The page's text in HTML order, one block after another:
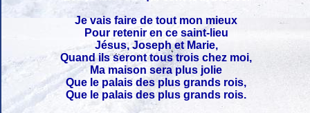
Je vais faire de tout mon mieux
Pour retenir en ce saint-lieu
Jésus, Joseph et Marie,
Quand ils seront tous trois chez moi,
Ma maison sera plus jolie
Que le palais des plus grands rois,
Que le palais des plus grands rois.